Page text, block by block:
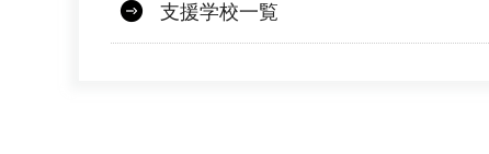
支援学校一覧